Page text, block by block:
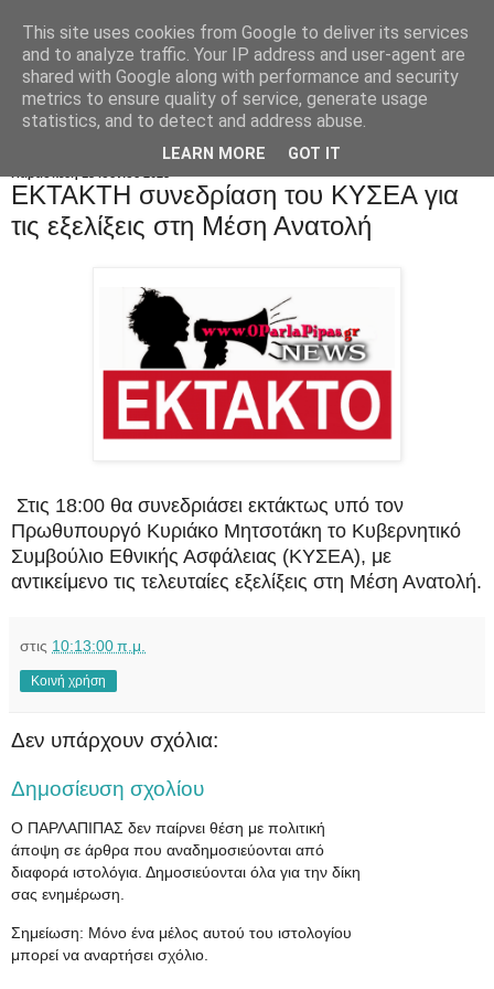
EKTAKTH συνεδρίαση του ΚΥΣΕΑ για
τις εξελίξεις στη Μέση Ανατολή
Στις 18:00 θα συνεδριάσει εκτάκτως υπό τον
Πρωθυπουργό Κυριάκο Μητσοτάκη το Κυβερνητικό
Συμβούλιο Εθνικής Ασφάλειας (ΚΥΣΕΑ), με
αντικείμενο τις τελευταίες εξελίξεις στη Μέση Ανατολή.
στις 10:13:00 π.μ.
Κοινή χρήση
Δεν υπάρχουν σχόλια:
Δημοσίευση σχολίου
Ο ΠΑΡΛΑΠΙΠΑΣ δεν παίρνει θέση με πολιτική
άποψη σε άρθρα που αναδημοσιεύονται από
διαφορά ιστολόγια. Δημοσιεύονται όλα για την δίκη
σας ενημέρωση.
Σημείωση: Μόνο ένα μέλος αυτού του ιστολογίου
μπορεί να αναρτήσει σχόλιο.
This site uses cookies from Google to deliver its services
and to analyze traffic. Your IP address and user-agent are
shared with Google along with performance and security
metrics to ensure quality of service, generate usage
statistics, and to detect and address abuse.
LEARN MORE GOT IT